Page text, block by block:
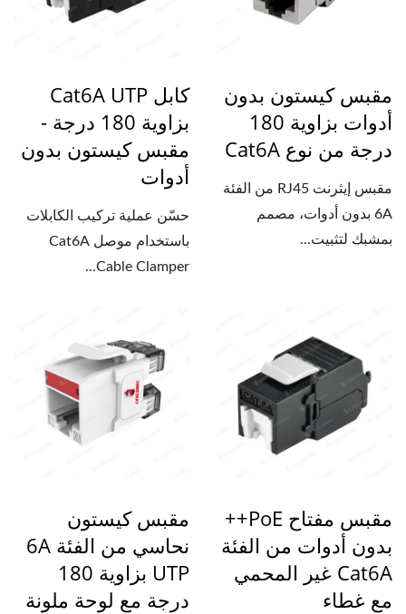
مقبس كيستون بدون
أدوات بزاوية 180
درجة من نوع Cat6A
مقبس إيثرنت RJ45 من الفئة
6A بدون أدوات، مصمم
بمشبك لتثبيت...
كابل Cat6A UTP
بزاوية 180 درجة -
مقبس كيستون بدون
أدوات
حسّن عملية تركيب الكابلات
باستخدام موصل Cat6A
Cable Clamper...
مقبس مفتاح PoE++
بدون أدوات من الفئة
Cat6A غير المحمي
مع غطاء
مقبس كيستون
نحاسي من الفئة 6A
UTP بزاوية 180
درجة مع لوحة ملونة